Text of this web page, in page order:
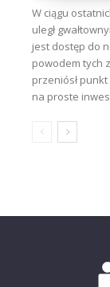
W ciągu
uległ
jest dostęp do
powodem tych
przeniósł
na proste